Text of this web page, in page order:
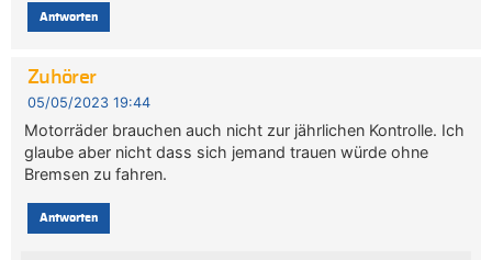
Antworten
Zuhörer
05/05/2023 19:44
Motorräder brauchen auch nicht zur jährlichen Kontrolle. Ich
glaube aber nicht dass sich jemand trauen würde ohne
Bremsen zu fahren.
Antworten